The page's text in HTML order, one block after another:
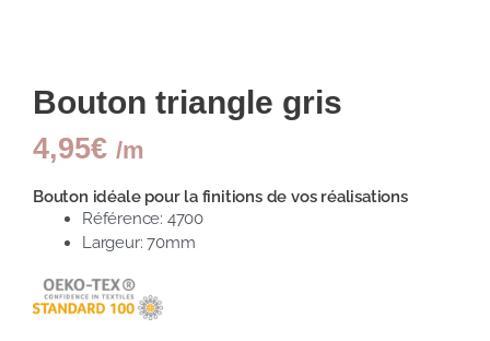
Bouton triangle gris
4,95€ /m
Bouton idéale pour la finitions de vos réalisations
Référence: 4700
Largeur: 70mm